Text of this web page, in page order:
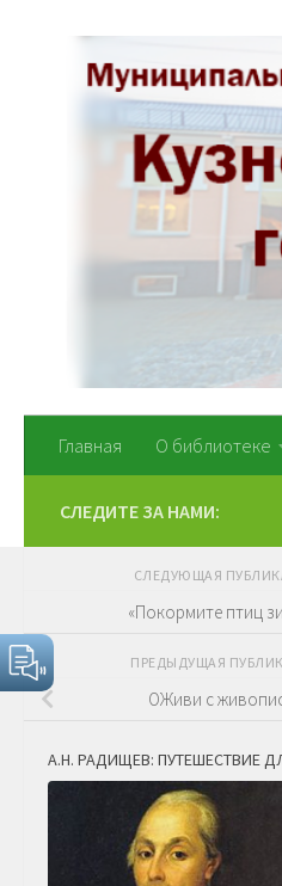
Перейти к содержимому
Главная О библиотеке
СЛЕДИТЕ ЗА НАМИ:
СЛЕДУЮЩАЯ
«Покормите птиц
ПРЕДЫДУЩАЯ
ОЖиви с
А.Н. РАДИЩЕВ: ПУТЕШЕСТВИЕ